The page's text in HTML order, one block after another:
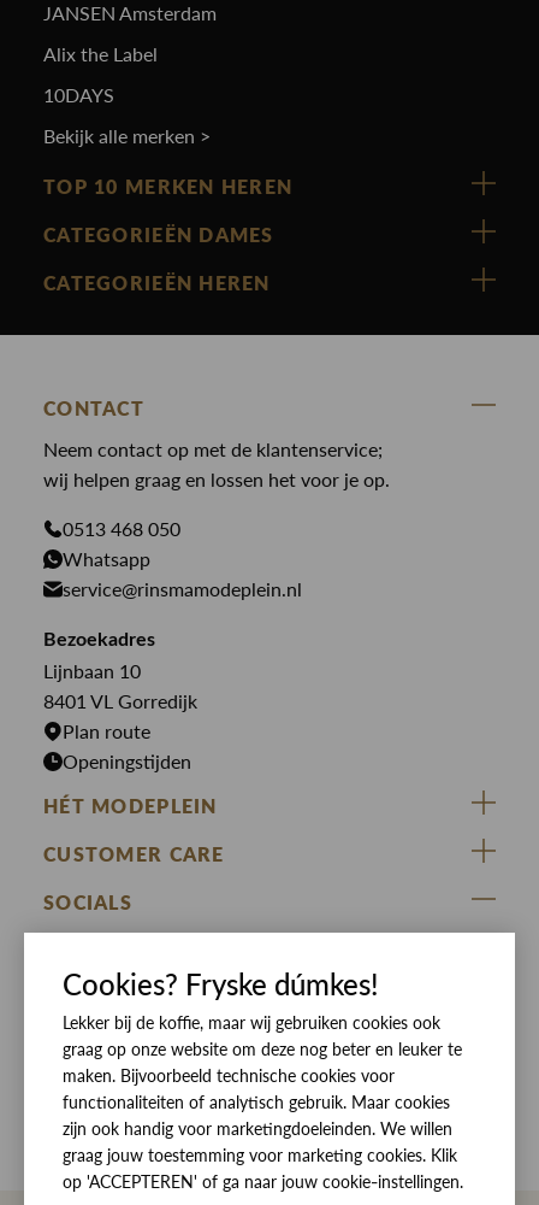
JANSEN Amsterdam
Alix the Label
10DAYS
Bekijk alle merken >
TOP 10 MERKEN HEREN
Vanguard
Cast Iron
State Of Art
Paul en Shark
Genti
PME Legend
Butcher of Blue
Bekijk alle merken >
CATEGORIEËN DAMES
Nieuw binnen
Blouses
Broeken
Gilets
Jassen
Jeans
Jurken
Rokken
CATEGORIEËN HEREN
Broeken
Colberts
Giftcards
Jassen
Overhemden
T-shirts
CONTACT
Neem contact op met de klantenservice;
wij helpen graag en lossen het voor je op.
0513 468 050
Whatsapp
service@rinsmamodeplein.nl
Bezoekadres
Lijnbaan 10
8401 VL Gorredijk
Plan route
Openingstijden
HÉT MODEPLEIN
ZIJ VAN RINSMA
DE HEEREN VAN RINSMA
RINSMA.CONCEPTS
Eten en drinken
Openingstijden
Werken bij RINSMA
CUSTOMER CARE
Veelgestelde vragen
Retourneren & Ruilen
Betaalmethoden
Bezorgen
Contact
Reviews
SOCIALS
Cookies? Fryske dúmkes!
Lekker bij de koffie, maar wij gebruiken cookies ook
graag op onze website om deze nog beter en leuker te
maken. Bijvoorbeeld technische cookies voor
functionaliteiten of analytisch gebruik. Maar cookies
zijn ook handig voor marketingdoeleinden. We willen
graag jouw toestemming voor marketing cookies. Klik
op 'ACCEPTEREN' of ga naar jouw cookie-instellingen.